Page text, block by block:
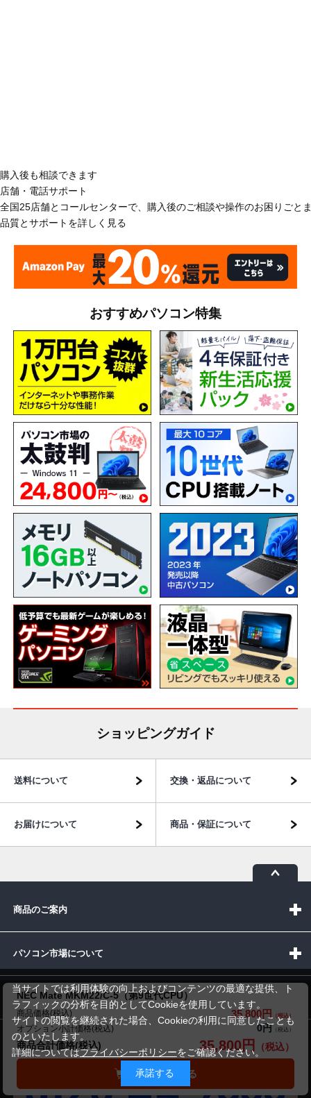
NEC Mate MKM22/C-5（第9世代CPU）
商品価格(税込) 35,800円
オプション小計価格(税込)
0円
商品合計価格(税込)
35,800円
カートに入れる
購入後も相談できます
店舗・電話サポート
全国25店舗とコールセンターで、購入後のご相談や操作のお困りごと
品質とサポートを詳しく見る
おすすめパソコン特集
ショッピングガイド
送料について 交換・返品について
お届けについて 商品・保証について
商品のご案内
パソコン市場について
パソコン販売以外のサービス
お問い合わせ
当サイトでは利用体験の向上およびコンテンツの最適な提供、ト
ラフィックの分析を目的としてCookieを使用しています。
サイトの閲覧を継続された場合、Cookieの利用に同意したことも
のといたします。
詳細についてはプライバシーポリシーをご確認ください。
承諾する